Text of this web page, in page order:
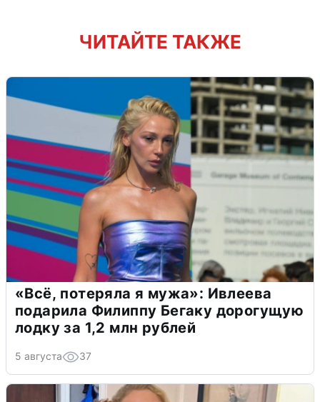
ЧИТАЙТЕ ТАКЖЕ
«Всё, потеряла я мужа»: Ивлеева
подарила Филиппу Бегаку дорогущую
лодку за 1,2 млн рублей
5 августа 37